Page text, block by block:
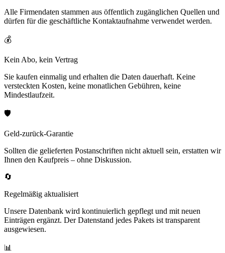
Alle Firmendaten stammen aus öffentlich zugänglichen Quellen und
dürfen für die geschäftliche Kontaktaufnahme verwendet werden.
💰
Kein Abo, kein Vertrag
Sie kaufen einmalig und erhalten die Daten dauerhaft. Keine
versteckten Kosten, keine monatlichen Gebühren, keine
Mindestlaufzeit.
🛡️
Geld-zurück-Garantie
Sollten die gelieferten Postanschriften nicht aktuell sein, erstatten wir
Ihnen den Kaufpreis – ohne Diskussion.
🔄
Regelmäßig aktualisiert
Unsere Datenbank wird kontinuierlich gepflegt und mit neuen
Einträgen ergänzt. Der Datenstand jedes Pakets ist transparent
ausgewiesen.
📊